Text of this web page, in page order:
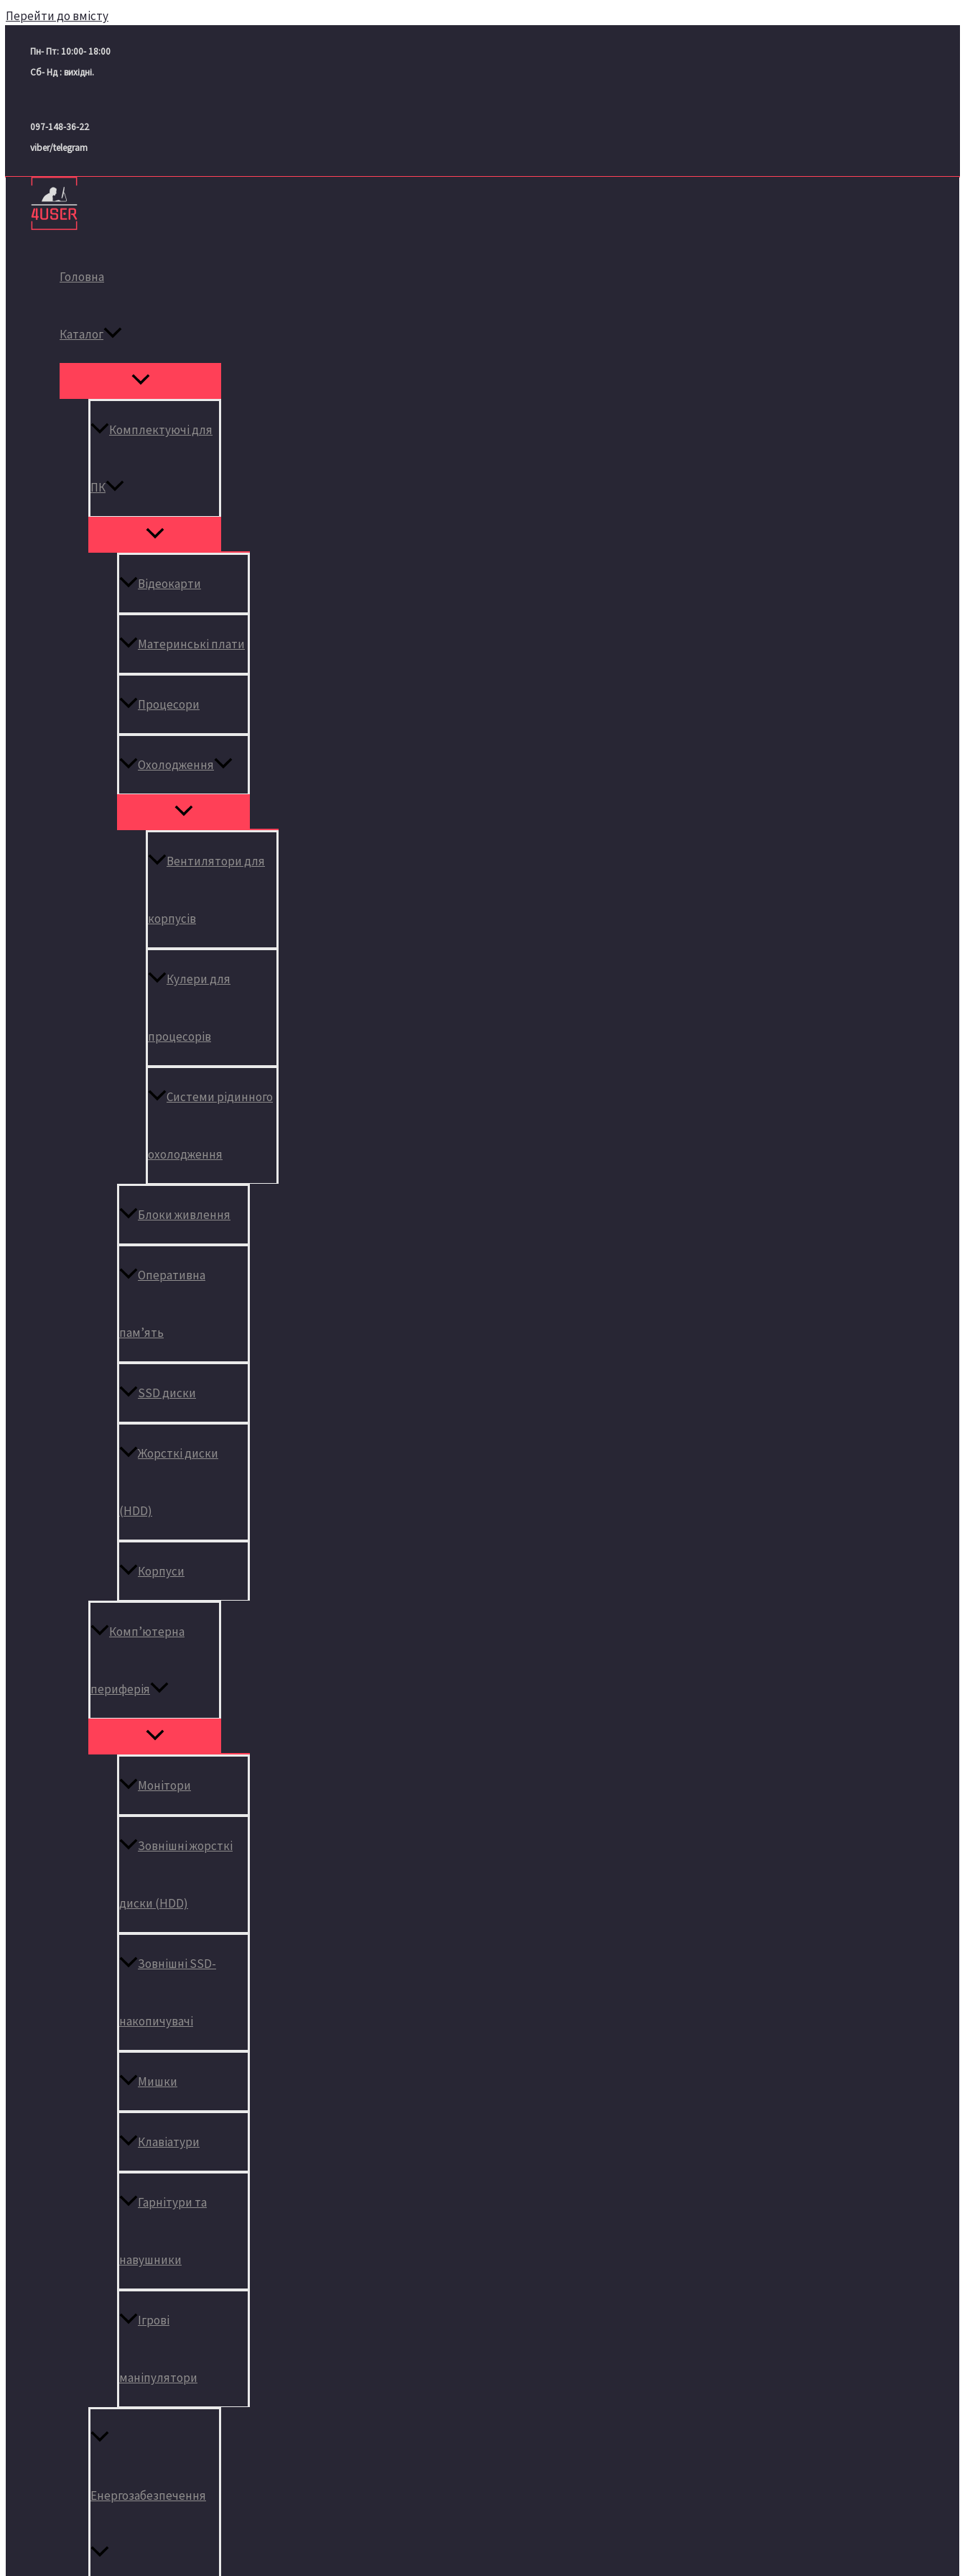
Перейти до вмісту
Пн- Пт: 10:00- 18:00
Сб- Нд : вихідні.
097-148-36-22
viber/telegram
Головна
Каталог
Комплектуючі для
ПК
Відеокарти
Материнські плати
Процесори
Охолодження
Вентилятори для
корпусів
Кулери для
процесорів
Системи рідинного
охолодження
Блоки живлення
Оперативна
пам’ять
SSD диски
Жорсткі диски
(HDD)
Корпуси
Комп’ютерна
периферія
Монітори
Зовнішні жорсткі
диски (HDD)
Зовнішні SSD-
накопичувачі
Мишки
Клавіатури
Гарнітури та
навушники
Ігрові
маніпулятори
Енергозабезпечення